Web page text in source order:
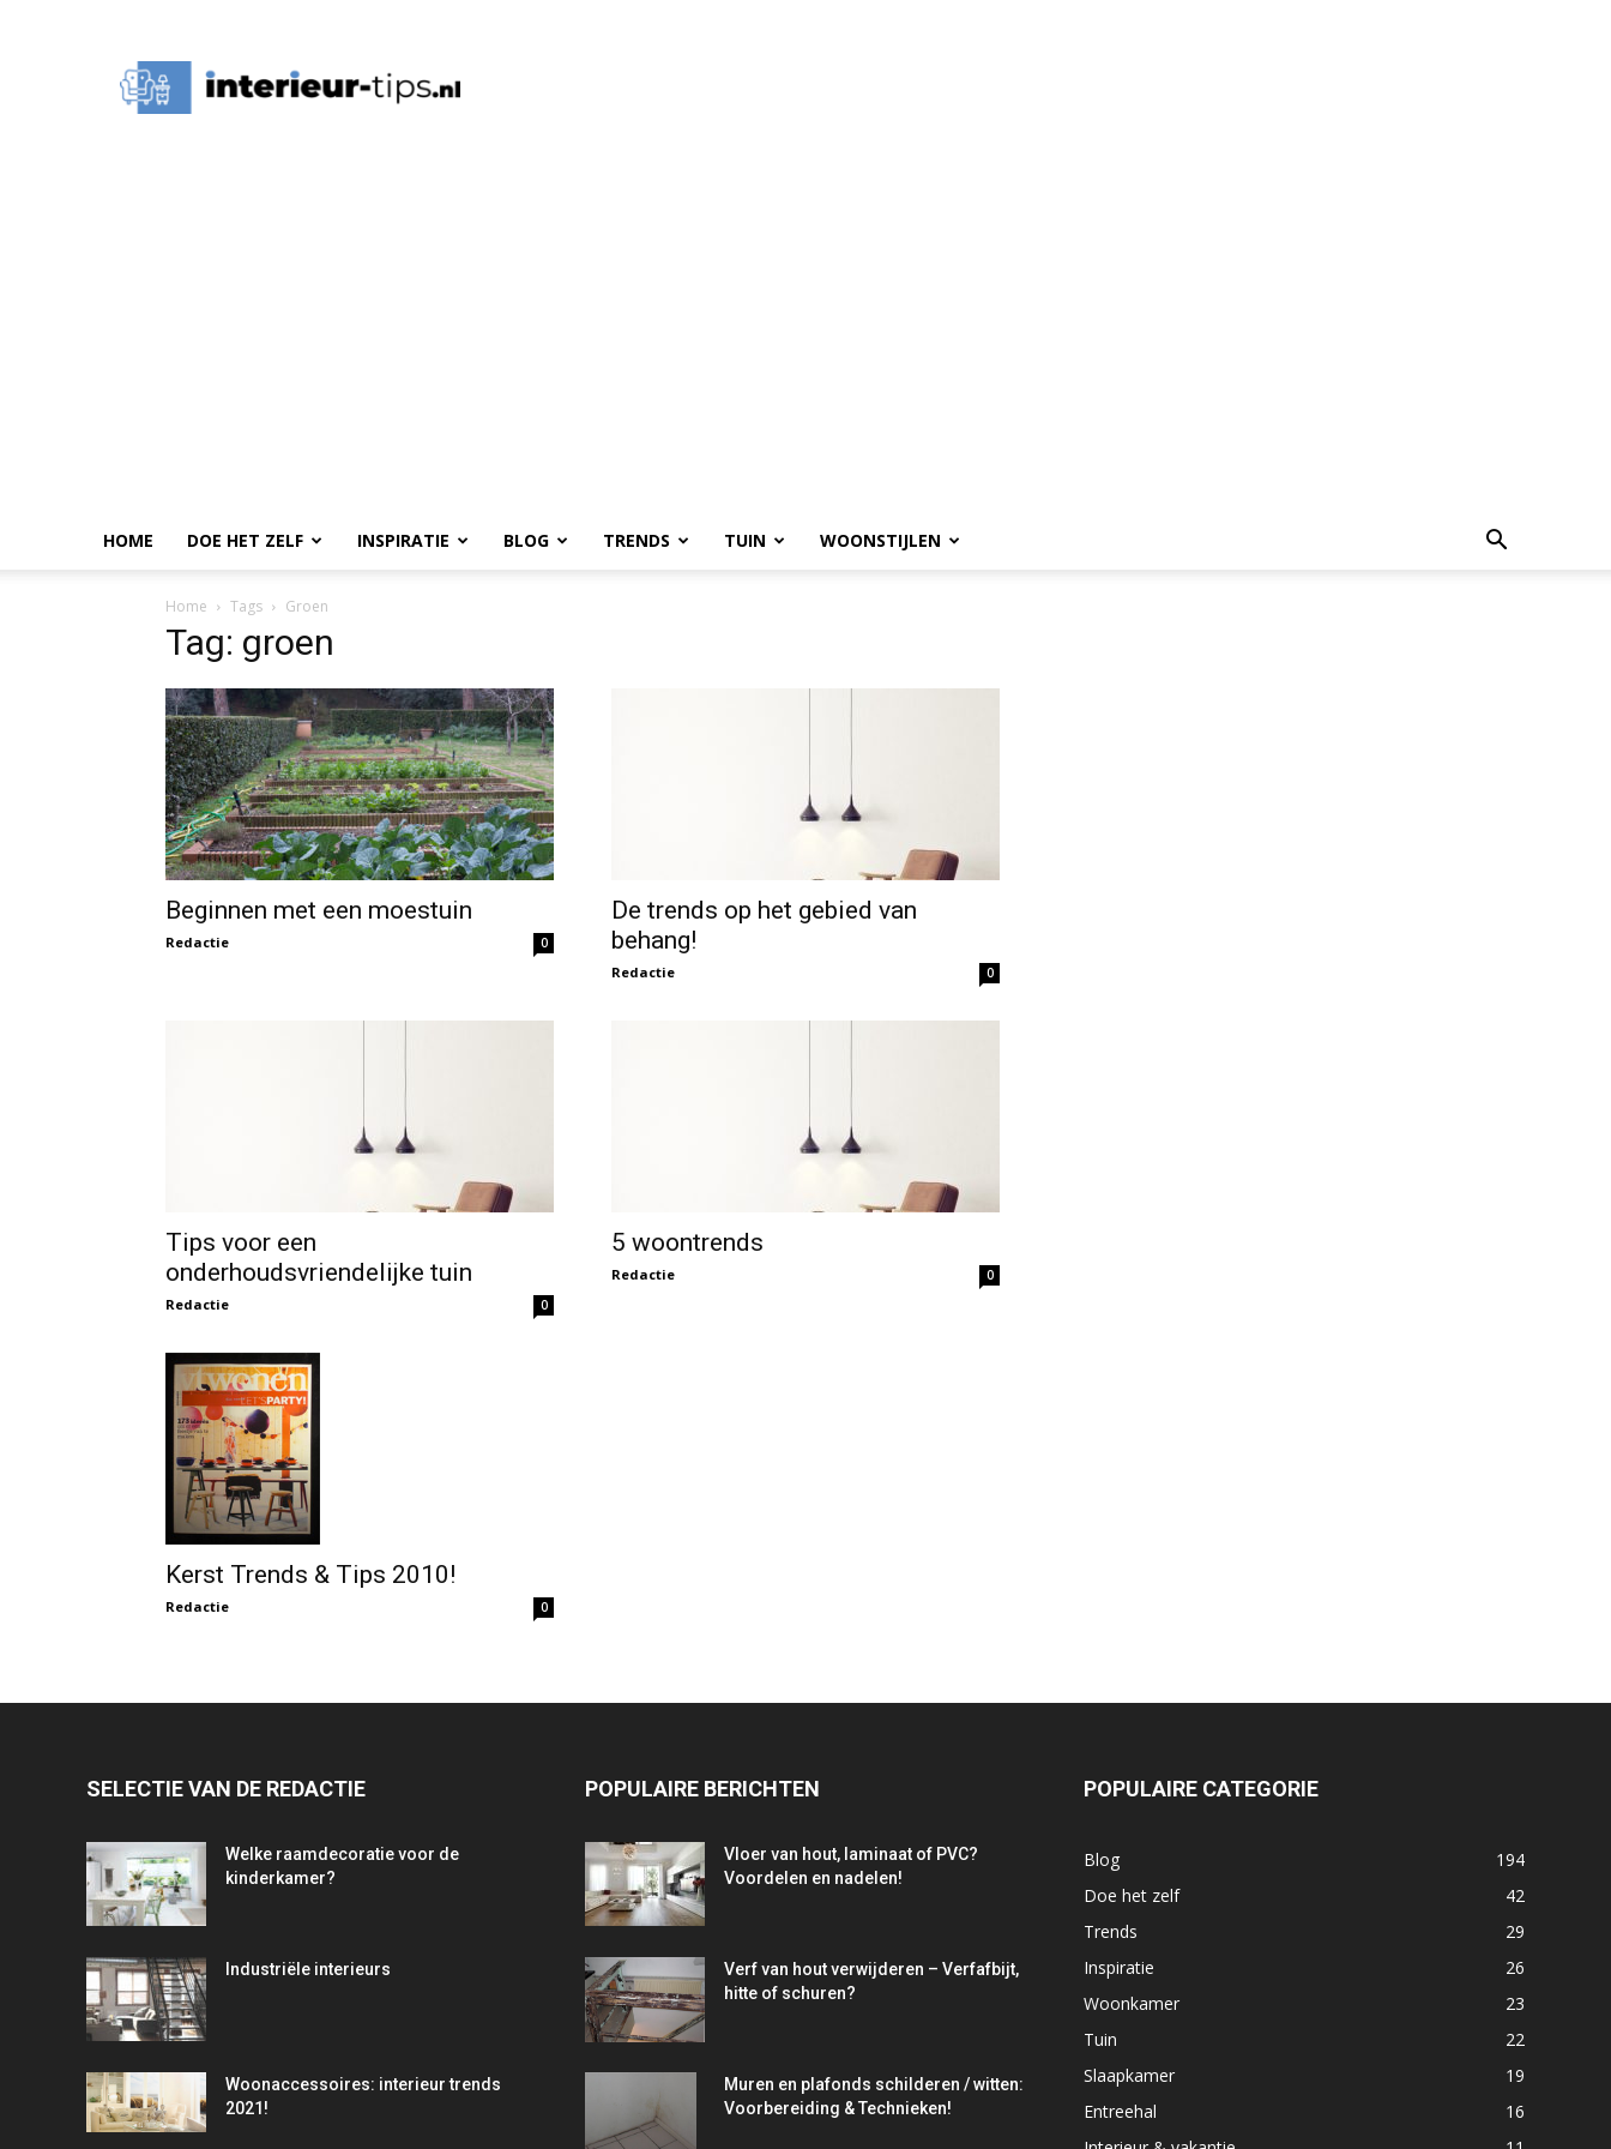
Tips,
Ideeën
HOME DOE HET ZELF INSPIRATIE BLOG TRENDS TUIN WOONSTIJLEN
Home Tags Groen
Tag: groen
Beginnen met een moestuin
Redactie 0
De trends op het gebied van
behang!
Redactie 0
Tips voor een
onderhoudsvriendelijke tuin
Redactie 0
5 woontrends
Redactie 0
Kerst Trends & Tips 2010!
Redactie 0
SELECTIE VAN DE REDACTIE
Welke raamdecoratie voor de
kinderkamer?
Industriële interieurs
Woonaccessoires: interieur trends
2021!
POPULAIRE BERICHTEN
Vloer van hout, laminaat of PVC?
Voordelen en nadelen!
Verf van hout verwijderen – Verfafbijt,
hitte of schuren?
Muren en plafonds schilderen / witten:
Voorbereiding & Technieken!
POPULAIRE CATEGORIE
Blog
194
Doe het zelf
42
Trends
29
Inspiratie
26
Woonkamer
23
Tuin
22
Slaapkamer
19
Entreehal
16